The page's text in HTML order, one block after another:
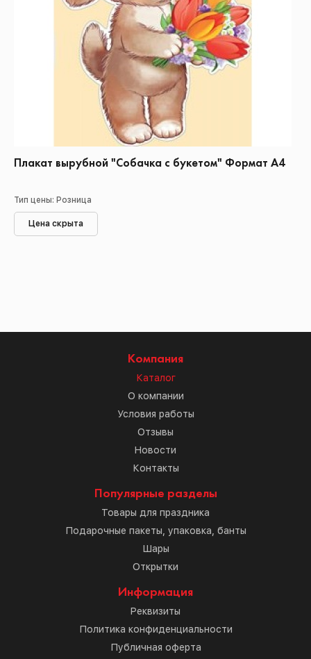
Плакат вырубной "Собачка с букетом" Формат А4
Тип цены: Розница
Цена скрыта
Компания
Каталог
О компании
Условия работы
Отзывы
Новости
Контакты
Популярные разделы
Товары для праздника
Подарочные пакеты, упаковка, банты
Шары
Открытки
Информация
Реквизиты
Политика конфиденциальности
Публичная оферта